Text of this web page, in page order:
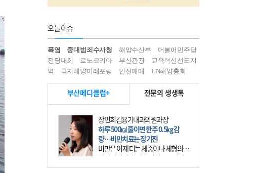
오늘이슈
폭염 중대범죄수사청 해양수산부
더불어민주당
전당대회
르노코리아 부산관광
교육혁신선도지
역
극지해양미래포럼 인신매매 UN해양총회
부산메디클럽+ 전문의 생생톡
장민희김용기내과의원과장
하루 500㎉ 줄이면 한주 0.5㎏ 감
량…비만치료는 장기전
비만은 이제 더는 체중이나 체형의 문
제가 아니다. 하나의 질병으로 인지
하고 치료와 관리를 해야 한다. 세계